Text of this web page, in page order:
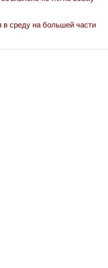
в среду на большей части